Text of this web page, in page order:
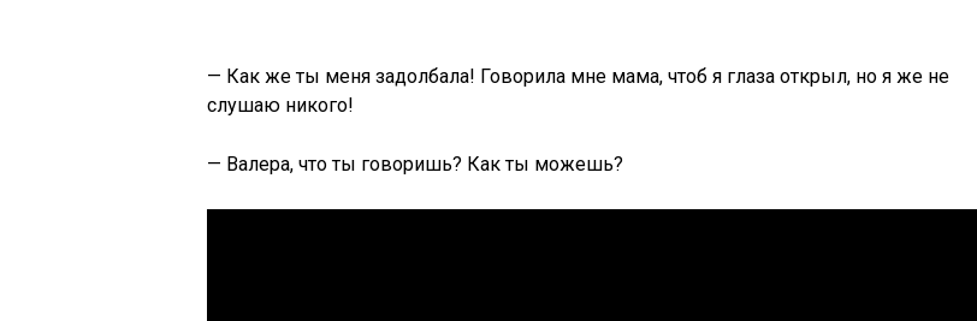
— Как же ты меня задолбала! Говорила мне мама, чтоб я глаза открыл, но я же не
слушаю никого!
— Валера, что ты говоришь? Как ты можешь?